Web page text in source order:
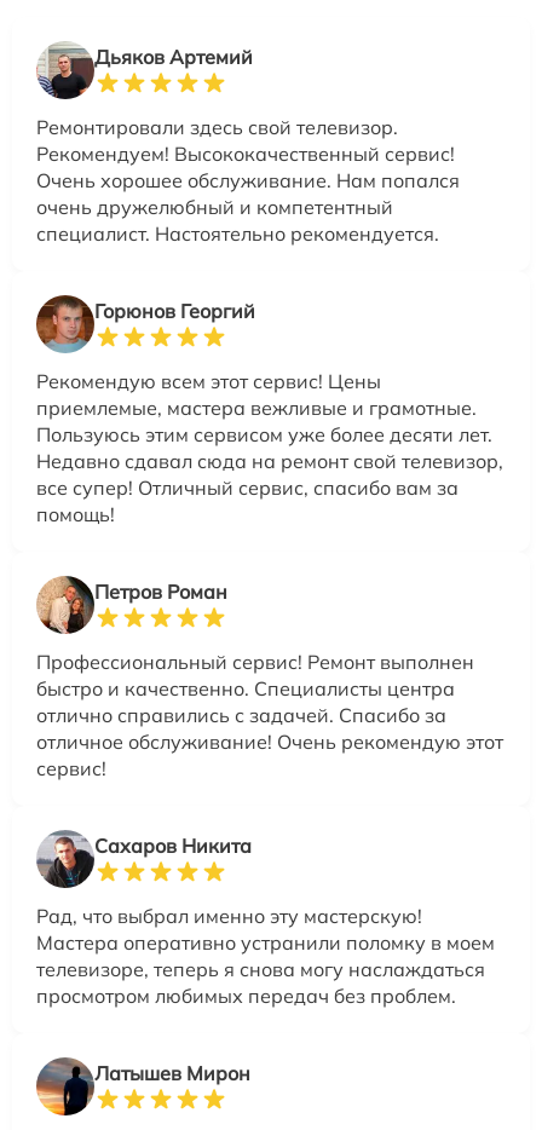
Дьяков Артемий
Ремонтировали здесь свой телевизор.
Рекомендуем! Высококачественный сервис!
Очень хорошее обслуживание. Нам попался
очень дружелюбный и компетентный
специалист. Настоятельно рекомендуется.
Горюнов Георгий
Рекомендую всем этот сервис! Цены
приемлемые, мастера вежливые и грамотные.
Пользуюсь этим сервисом уже более десяти лет.
Недавно сдавал сюда на ремонт свой телевизор,
все супер! Отличный сервис, спасибо вам за
помощь!
Петров Роман
Профессиональный сервис! Ремонт выполнен
быстро и качественно. Специалисты центра
отлично справились с задачей. Спасибо за
отличное обслуживание! Очень рекомендую этот
сервис!
Сахаров Никита
Рад, что выбрал именно эту мастерскую!
Мастера оперативно устранили поломку в моем
телевизоре, теперь я снова могу наслаждаться
просмотром любимых передач без проблем.
Латышев Мирон